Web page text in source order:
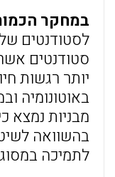
במחקר
לסטודנטים
יותר רגשות
באוטונומיה
בהשוואה
לתמיכה